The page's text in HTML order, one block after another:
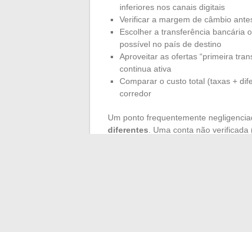
inferiores nos canais digitais
Verificar a margem de câmbio
Escolher a transferência bancária
possível no país de destino
Aproveitar as ofertas “primeira
continua ativa
Comparar o custo total (taxas +
corredor
Um ponto frequentemente
diferentes . Uma conta não